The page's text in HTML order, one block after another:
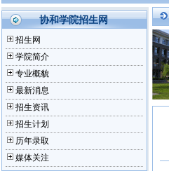
协和学院招生网
招生网
学院简介
专业概貌
最新消息
招生资讯
招生计划
历年录取
媒体关注